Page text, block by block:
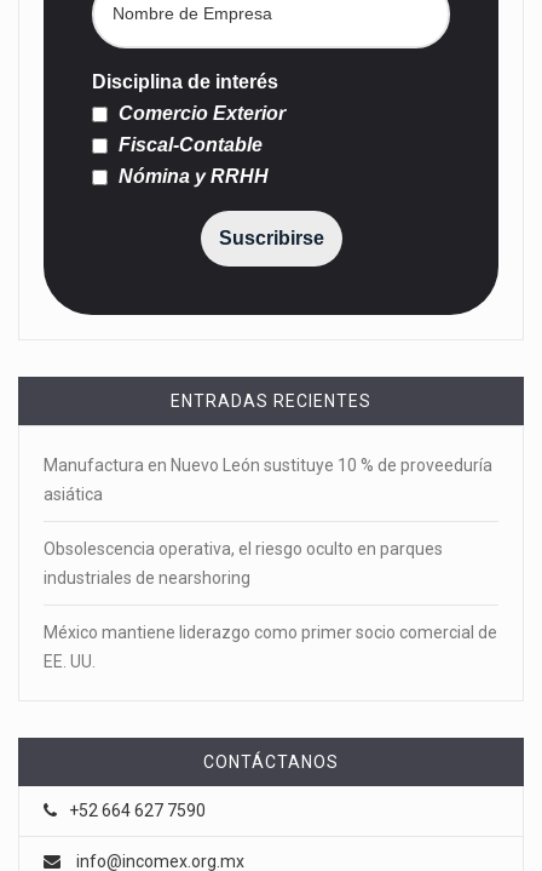
Disciplina de interés
Comercio Exterior
Fiscal-Contable
Nómina y RRHH
Suscribirse
ENTRADAS RECIENTES
Manufactura en Nuevo León sustituye 10 % de proveeduría
asiática
Obsolescencia operativa, el riesgo oculto en parques
industriales de nearshoring
México mantiene liderazgo como primer socio comercial de
EE. UU.
CONTÁCTANOS
+52 664 627 7590
info@incomex.org.mx